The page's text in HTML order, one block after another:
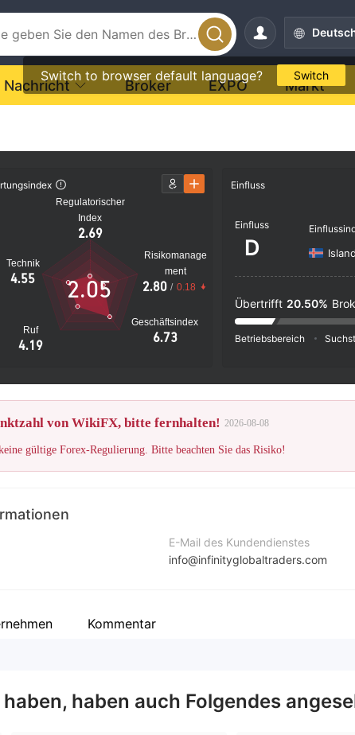
Switch to browser default language? Switch
Nachricht Broker EXPO Markt
Regulatorischer
Index
2.69
Technik
4.55
Ruf
4.19
Geschäftsindex
6.73
Risikomanage
ment
2.80 / 0.18
2.05
Einfluss
Einfluss
D Island
Übertrifft 20.50%
Betriebsbereich
von WikiFX, bitte fernhalten! 2026-08-08
gültige Forex-Regulierung. Bitte beachten Sie das Risiko!
E-Mail des Kundendienstes
info@infinityglobaltraders.com
Kommentar
haben auch Folgendes